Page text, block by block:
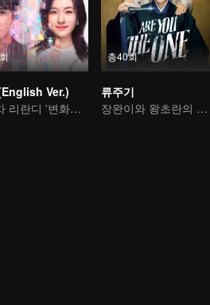
Ver.)
단건차 리란디 '변화무쌍한 인생'
총40회
류주기
장완이와 왕초란의 선혼후애 이야기